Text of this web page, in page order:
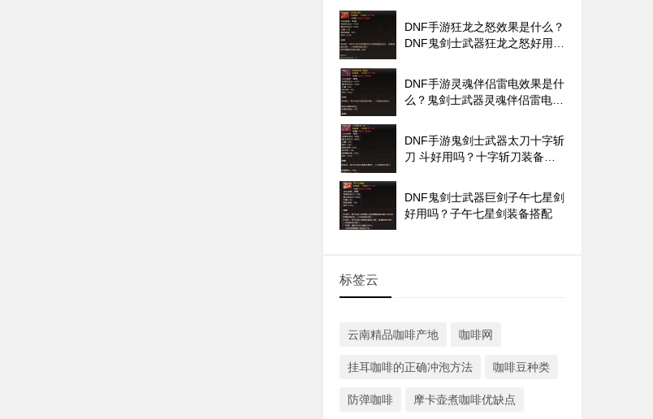
DNF手游狂龙之怒效果是什么？
DNF鬼剑士武器狂龙之怒好用
DNF手游灵魂伴侣雷电效果是什
么？鬼剑士武器灵魂伴侣雷电好
DNF手游鬼剑士武器太刀十字斩
刀 斗好用吗？十字斩刀装备搭
DNF鬼剑士武器巨剑子午七星剑
好用吗？子午七星剑装备搭配
标签云
云南精品咖啡产地 咖啡网
挂耳咖啡的正确冲泡方法 咖啡豆种类
防弹咖啡 摩卡壶煮咖啡优缺点